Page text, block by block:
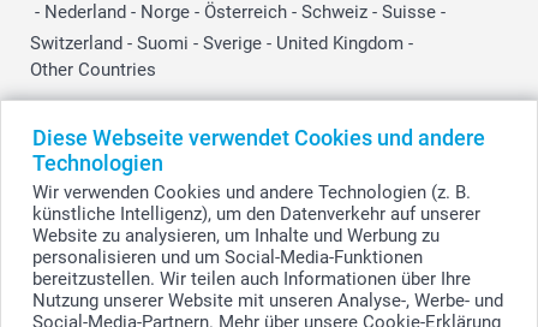
Diese Webseite verwendet Cookies und andere
Technologien
Wir verwenden Cookies und andere Technologien (z. B.
künstliche Intelligenz), um den Datenverkehr auf unserer
Website zu analysieren, um Inhalte und Werbung zu
personalisieren und um Social-Media-Funktionen
bereitzustellen. Wir teilen auch Informationen über Ihre
Nutzung unserer Website mit unseren Analyse-, Werbe- und
Social-Media-Partnern. Mehr über unsere Cookie-Erklärung
- Nederland - Norge - Österreich - Schweiz - Suisse -
Switzerland - Suomi - Sverige - United Kingdom -
Other Countries
© smartphoto Group. Alle Rechte vorbehalten.
Alle Preise verstehen sich in Schweizer Franken (CHF) inkl. MwSt. und zzgl.